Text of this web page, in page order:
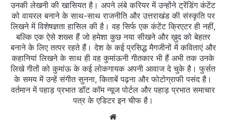
उनकी लेखनी की खासियत है। अपने लंबे करियर में उन्होंने ट्रेंडिंग कंटेंट
को वायरल बनाने के साथ-साथ राजनीति और उत्तराखंड की संस्कृति पर
लिखने में विशेषज्ञता हासिल की है। वह सिर्फ एक कंटेंट क्रिएटर ही नहीं,
बल्कि एक ऐसे शख्स हैं जो हमेशा कुछ नया सीखने और ख़ुद को बेहतर
बनाने के लिए तत्पर रहते हैं। देश के कई प्रसिद्ध मैगजीनों में कविताएं और
कहानियां लिखने के साथ ही वह कुमांऊनी गीतकार भी हैं अभी तक उनके
लिखे गीतों को कुमांऊ के कई लोकगायक अपनी आवाज दे चुके है। फुर्सत
के समय में उन्हें संगीत सुनना, किताबें पढ़ना और फोटोग्राफी पसंद है।
वर्तमान में पहाड़ प्रभात डॉट कॉम न्यूज पोर्टल और पहाड़ प्रभात समाचार
पत्र के एडिटर इन चीफ है।
Website